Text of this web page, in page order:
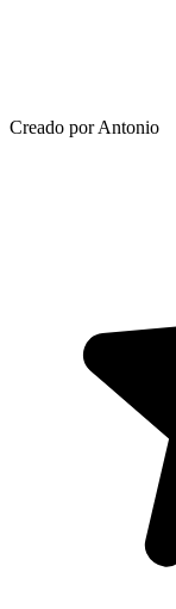
Creado por Antonio